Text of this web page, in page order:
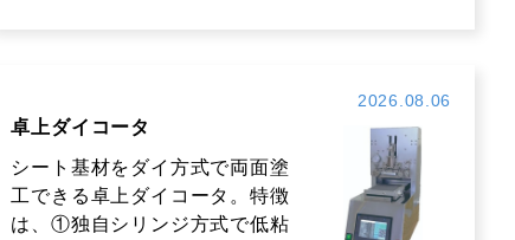
2026.08.06
卓上ダイコータ
シート基材をダイ方式で両面塗
工できる卓上ダイコータ。特徴
は、①独自シリンジ方式で低粘